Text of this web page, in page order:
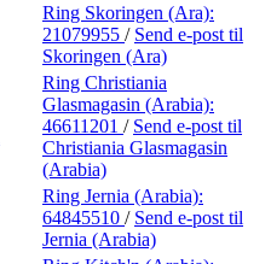
Ring Skoringen (Ara):
21079955 / Send e-post til
Skoringen (Ara)
Ring Christiania
Glasmagasin (Arabia):
46611201 / Send e-post til
Christiania Glasmagasin
(Arabia)
Ring Jernia (Arabia):
64845510 / Send e-post til
Jernia (Arabia)